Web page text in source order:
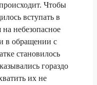
Чтобы
вступать в
небезопасное
в обращении с
становилось
гораздо
их не